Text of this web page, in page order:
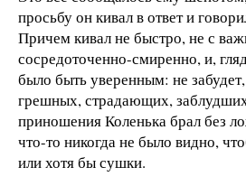
просьбу он кивал в ответ и
Причем кивал не быстро, не с
сосредоточенно-смиренно, и,
было быть уверенным: не
грешных, страдающих,
приношения Коленька брал без
что-то никогда не было видно,
или хотя бы сушки.